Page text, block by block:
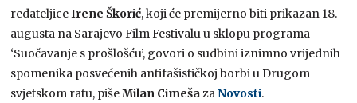
redateljiceIrene Škorić, koji će premijerno biti prikazan 18.
augusta na Sarajevo Film Festivalu u sklopu programa
‘Suočavanje s prošlošću’, govori o sudbini iznimno vrijednih
spomenika posvećenih antifašističkoj borbi u Drugom
svjetskom ratu, pišeMilan CimešazaNovosti.